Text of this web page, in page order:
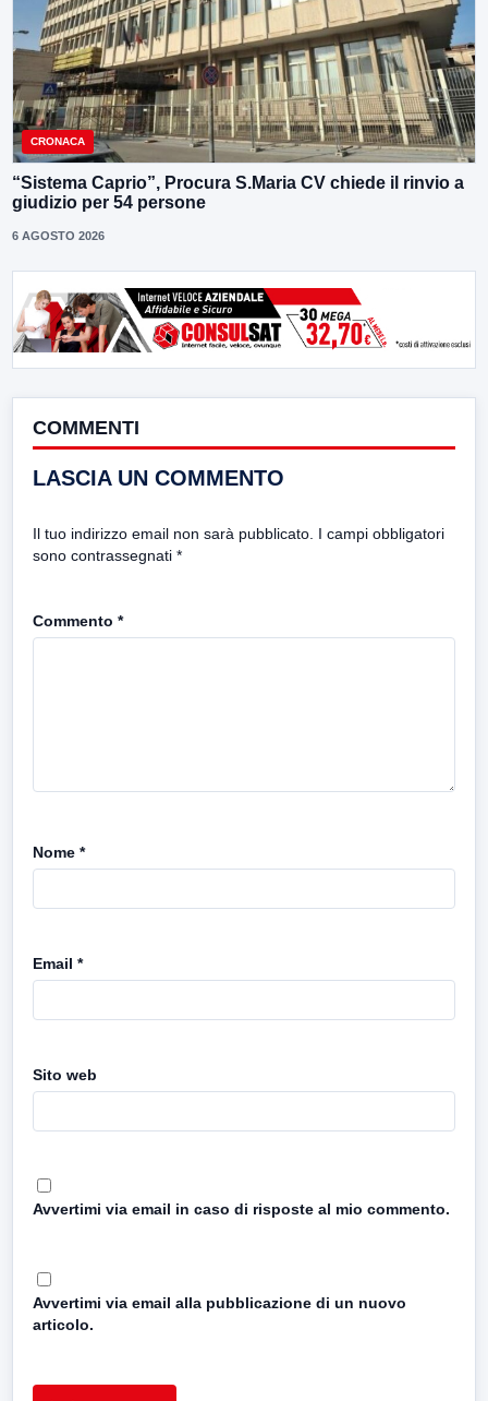
CRONACA
“Sistema Caprio”, Procura S.Maria CV chiede il rinvio a
giudizio per 54 persone
6 AGOSTO 2026
COMMENTI
LASCIA UN COMMENTO
Il tuo indirizzo email non sarà pubblicato. I campi obbligatori
sono contrassegnati *
Commento *
Nome *
Email *
Sito web
Avvertimi via email in caso di risposte al mio commento.
Avvertimi via email alla pubblicazione di un nuovo
articolo.